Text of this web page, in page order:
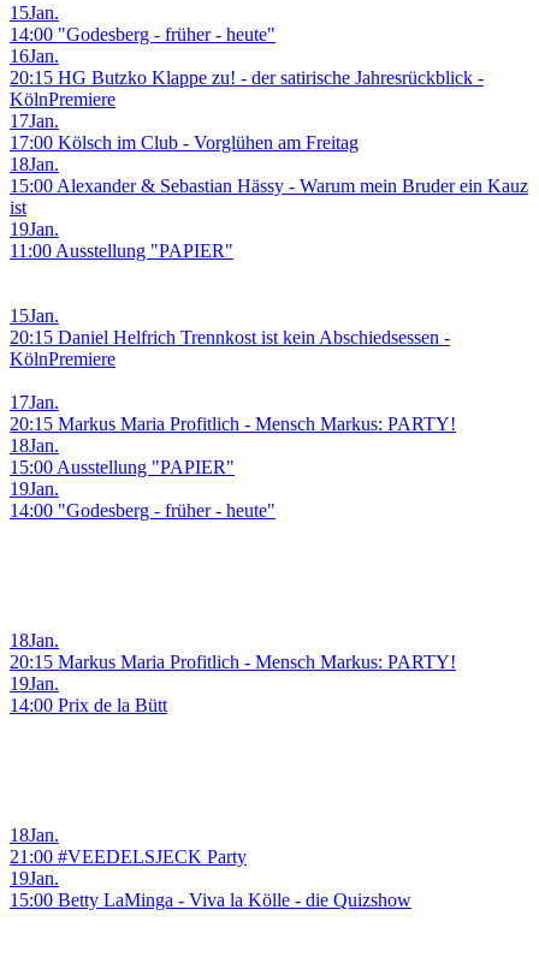
15Jan.
14:00 "Godesberg - früher - heute"
16Jan.
20:15 HG Butzko Klappe zu! - der satirische Jahresrückblick -
KölnPremiere
17Jan.
17:00 Kölsch im Club - Vorglühen am Freitag
18Jan.
15:00 Alexander & Sebastian Hässy - Warum mein Bruder ein Kauz
ist
19Jan.
11:00 Ausstellung "PAPIER"
15Jan.
20:15 Daniel Helfrich Trennkost ist kein Abschiedsessen -
KölnPremiere
17Jan.
20:15 Markus Maria Profitlich - Mensch Markus: PARTY!
18Jan.
15:00 Ausstellung "PAPIER"
19Jan.
14:00 "Godesberg - früher - heute"
18Jan.
20:15 Markus Maria Profitlich - Mensch Markus: PARTY!
19Jan.
14:00 Prix de la Bütt
18Jan.
21:00 #VEEDELSJECK Party
19Jan.
15:00 Betty LaMinga - Viva la Kölle - die Quizshow